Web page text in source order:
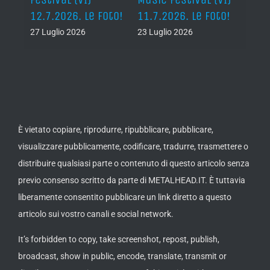
12.7.2026. Le Foto!
27 Luglio 2026
11.7.2026. Le Foto!
23 Luglio 2026
È vietato copiare, riprodurre, ripubblicare, pubblicare,
visualizzare pubblicamente, codificare, tradurre, trasmettere o
distribuire qualsiasi parte o contenuto di questo articolo senza
previo consenso scritto da parte di METALHEAD.IT. È tuttavia
liberamente consentito pubblicare un link diretto a questo
articolo sui vostro canali e social network.
It’s forbidden to copy, take screenshot, repost, publish,
broadcast, show in public, encode, translate, transmit or